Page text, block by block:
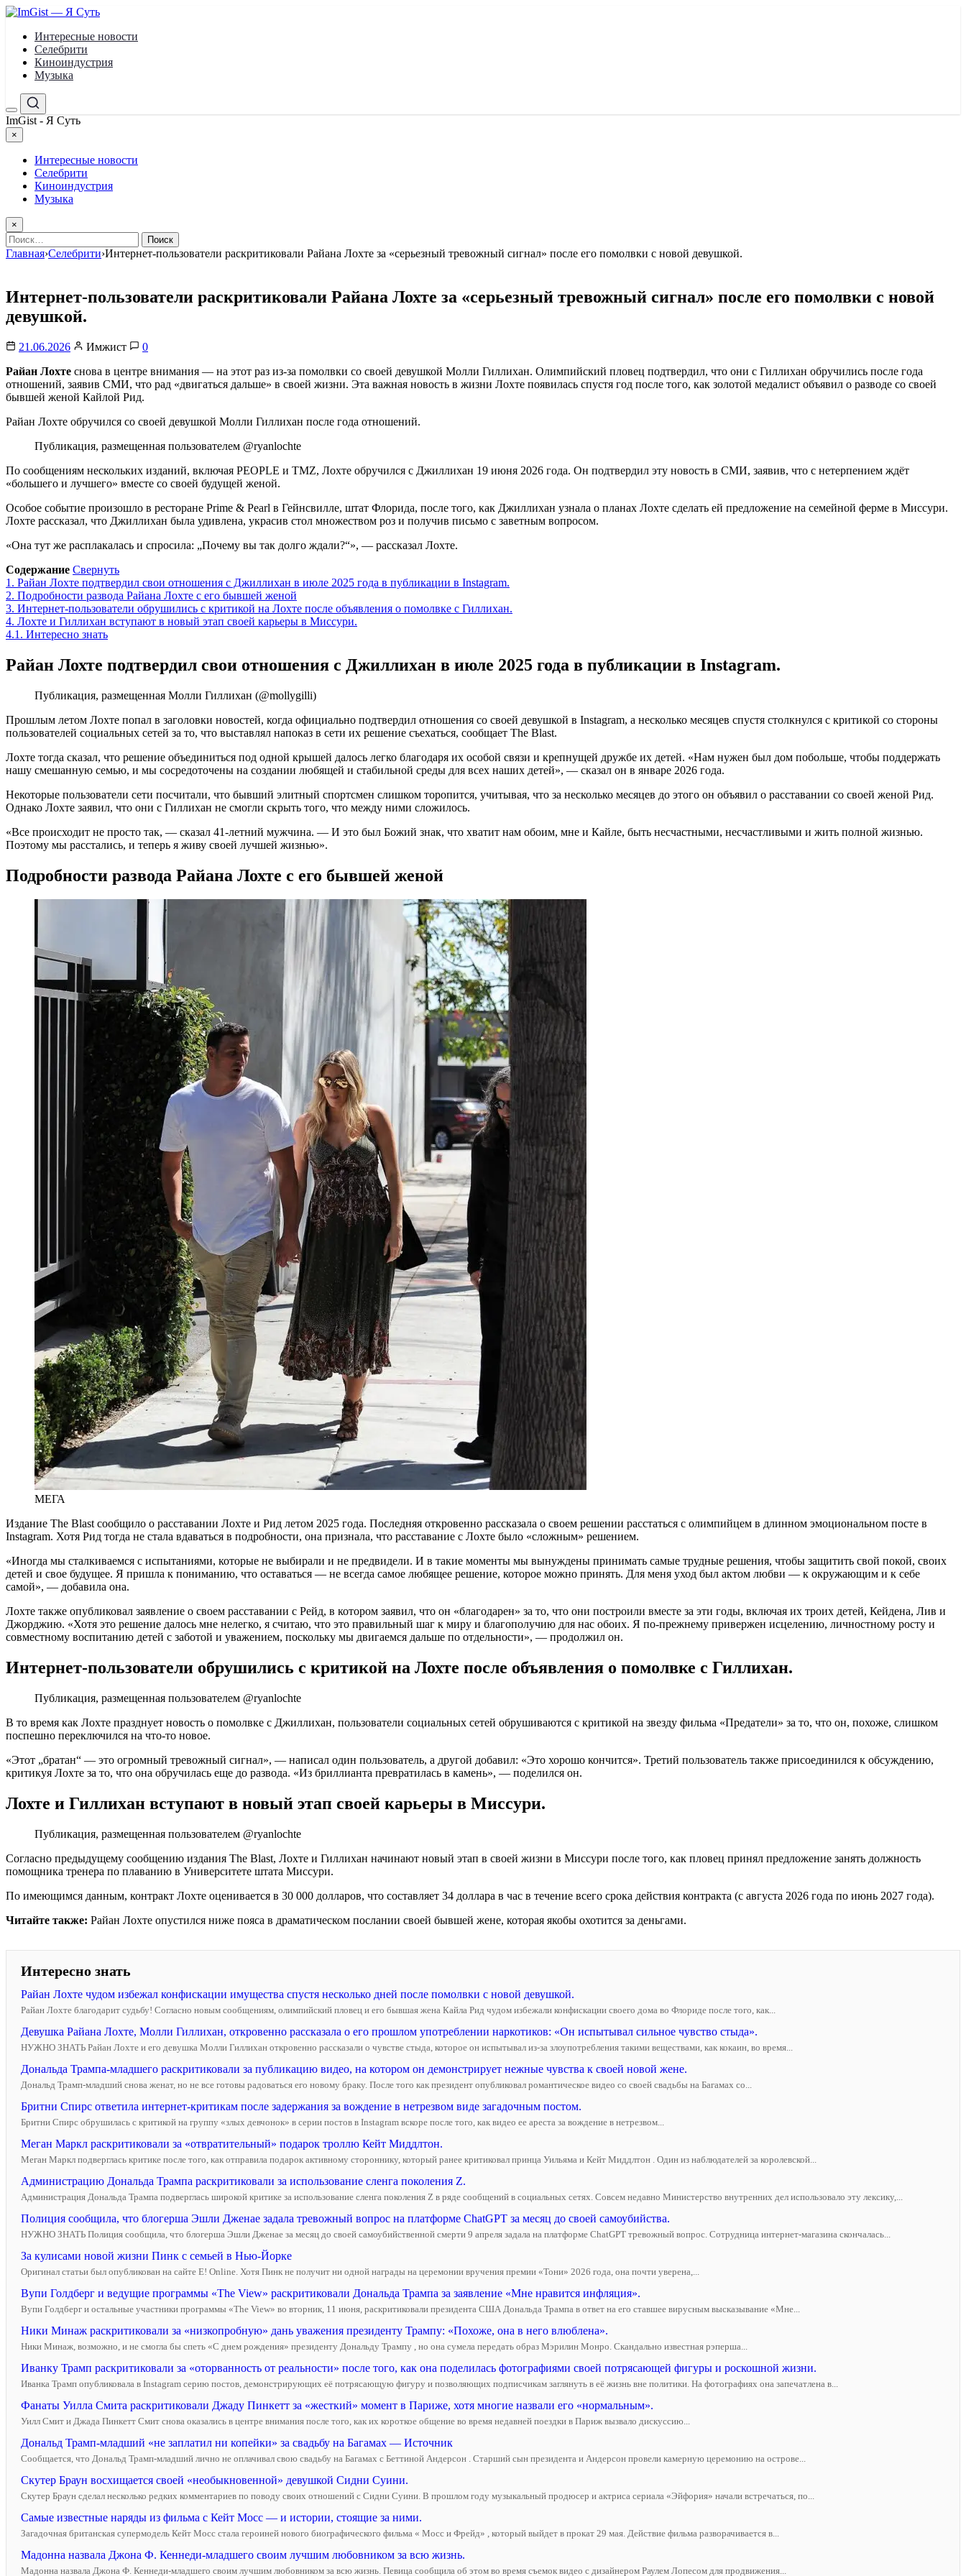
Перейти
содержимому
Интересные новости
Селебрити
Киноиндустрия
Музыка
МенюПоиск
ImGist - Я Суть
×
Закрыть
менюИнтересные новости
Селебрити
Киноиндустрия
Музыка
×
Найти:
Главная›Селебрити›Интернет-пользователи раскритиковали Райана Лохте за «серьезный тревожный сигнал» после его помолвки с новой девушкой.
Интернет-пользователи раскритиковали Райана Лохте за «серьезный тревожный сигнал» после его помолвки с новой
девушкой.
21.06.2026 Имжист
0
Райан Лохте снова в центре внимания — на этот раз из-за помолвки со своей девушкой Молли Гиллихан. Олимпийский пловец подтвердил, что они с Гиллихан обручились после года
отношений, заявив СМИ, что рад «двигаться дальше» в своей жизни. Эта важная новость в жизни Лохте появилась спустя год после того, как золотой медалист объявил о разводе со своей
бывшей женой Кайлой Рид.
Райан Лохте обручился со своей девушкой Молли Гиллихан после года отношений.
Публикация, размещенная пользователем @ryanlochte
По сообщениям нескольких изданий, включая PEOPLE и TMZ, Лохте обручился с Джиллихан 19 июня 2026 года. Он подтвердил эту новость в СМИ, заявив, что с нетерпением ждёт
«большего и лучшего» вместе со своей будущей женой.
Особое событие произошло в ресторане Prime & Pearl в Гейнсвилле, штат Флорида, после того, как Джиллихан узнала о планах Лохте сделать ей предложение на семейной ферме в Миссури.
Лохте рассказал, что Джиллихан была удивлена, украсив стол множеством роз и получив письмо с заветным вопросом.
«Она тут же расплакалась и спросила: „Почему вы так долго ждали?“», — рассказал Лохте.
Содержание Свернуть
1. Райан Лохте подтвердил свои отношения с Джиллихан в июле 2025 года в публикации в Instagram.
2. Подробности развода Райана Лохте с его бывшей женой
3. Интернет-пользователи обрушились с критикой на Лохте после объявления о помолвке с Гиллихан.
4. Лохте и Гиллихан вступают в новый этап своей карьеры в Миссури.
4.1. Интересно знать
Райан Лохте подтвердил свои отношения с Джиллихан в июле 2025 года в публикации в Instagram.
Публикация, размещенная Молли Гиллихан (@mollygilli)
Прошлым летом Лохте попал в заголовки новостей, когда официально подтвердил отношения со своей девушкой в Instagram, а несколько месяцев спустя столкнулся с критикой со стороны
пользователей социальных сетей за то, что выставлял напоказ в сети их решение съехаться, сообщает The Blast.
Лохте тогда сказал, что решение объединиться под одной крышей далось легко благодаря их особой связи и крепнущей дружбе их детей. «Нам нужен был дом побольше, чтобы поддержать
нашу смешанную семью, и мы сосредоточены на создании любящей и стабильной среды для всех наших детей», — сказал он в январе 2026 года.
Некоторые пользователи сети посчитали, что бывший элитный спортсмен слишком торопится, учитывая, что за несколько месяцев до этого он объявил о расставании со своей женой Рид.
Однако Лохте заявил, что они с Гиллихан не смогли скрыть того, что между ними сложилось.
«Все происходит не просто так, — сказал 41-летний мужчина. — И это был Божий знак, что хватит нам обоим, мне и Кайле, быть несчастными, несчастливыми и жить полной жизнью.
Поэтому мы расстались, и теперь я живу своей лучшей жизнью».
Подробности развода Райана Лохте с его бывшей женой
МЕГА
Издание The Blast сообщило о расставании Лохте и Рид летом 2025 года. Последняя откровенно рассказала о своем решении расстаться с олимпийцем в длинном эмоциональном посте в
Instagram. Хотя Рид тогда не стала вдаваться в подробности, она признала, что расставание с Лохте было «сложным» решением.
«Иногда мы сталкиваемся с испытаниями, которые не выбирали и не предвидели. И в такие моменты мы вынуждены принимать самые трудные решения, чтобы защитить свой покой, своих
детей и свое будущее. Я пришла к пониманию, что оставаться — не всегда самое любящее решение, которое можно принять. Для меня уход был актом любви — к окружающим и к себе
самой», — добавила она.
Лохте также опубликовал заявление о своем расставании с Рейд, в котором заявил, что он «благодарен» за то, что они построили вместе за эти годы, включая их троих детей, Кейдена, Лив и
Джорджию. «Хотя это решение далось мне нелегко, я считаю, что это правильный шаг к миру и благополучию для нас обоих. Я по-прежнему привержен исцелению, личностному росту и
совместному воспитанию детей с заботой и уважением, поскольку мы двигаемся дальше по отдельности», — продолжил он.
Интернет-пользователи обрушились с критикой на Лохте после объявления о помолвке с Гиллихан.
Публикация, размещенная пользователем @ryanlochte
В то время как Лохте празднует новость о помолвке с Джиллихан, пользователи социальных сетей обрушиваются с критикой на звезду фильма «Предатели» за то, что он, похоже, слишком
поспешно переключился на что-то новое.
«Этот „братан“ — это огромный тревожный сигнал», — написал один пользователь, а другой добавил: «Это хорошо кончится». Третий пользователь также присоединился к обсуждению,
критикуя Лохте за то, что она обручилась еще до развода. «Из бриллианта превратилась в камень», — поделился он.
Лохте и Гиллихан вступают в новый этап своей карьеры в Миссури.
Публикация, размещенная пользователем @ryanlochte
Согласно предыдущему сообщению издания The Blast, Лохте и Гиллихан начинают новый этап в своей жизни в Миссури после того, как пловец принял предложение занять должность
помощника тренера по плаванию в Университете штата Миссури.
По имеющимся данным, контракт Лохте оценивается в 30 000 долларов, что составляет 34 доллара в час в течение всего срока действия контракта (с августа 2026 года по июнь 2027 года).
Читайте также: Райан Лохте опустился ниже пояса в драматическом послании своей бывшей жене, которая якобы охотится за деньгами.
Интересно знать
Райан Лохте чудом избежал конфискации имущества спустя несколько дней после помолвки с новой девушкой.
Райан Лохте благодарит судьбу! Согласно новым сообщениям, олимпийский пловец и его бывшая жена Кайла Рид чудом избежали конфискации своего дома во Флориде после того, как...
Девушка Райана Лохте, Молли Гиллихан, откровенно рассказала о его прошлом употреблении наркотиков: «Он испытывал сильное чувство стыда».
НУЖНО ЗНАТЬ Райан Лохте и его девушка Молли Гиллихан откровенно рассказали о чувстве стыда, которое он испытывал из-за злоупотребления такими веществами, как кокаин, во время...
Дональда Трампа-младшего раскритиковали за публикацию видео, на котором он демонстрирует нежные чувства к своей новой жене.
Дональд Трамп-младший снова женат, но не все готовы радоваться его новому браку. После того как президент опубликовал романтическое видео со своей свадьбы на Багамах со...
Бритни Спирс ответила интернет-критикам после задержания за вождение в нетрезвом виде загадочным постом.
Бритни Спирс обрушилась с критикой на группу «злых девчонок» в серии постов в Instagram вскоре после того, как видео ее ареста за вождение в нетрезвом...
Меган Маркл раскритиковали за «отвратительный» подарок троллю Кейт Миддлтон.
Меган Маркл подверглась критике после того, как отправила подарок активному стороннику, который ранее критиковал принца Уильяма и Кейт Миддлтон . Один из наблюдателей за королевской...
Администрацию Дональда Трампа раскритиковали за использование сленга поколения Z.
Администрация Дональда Трампа подверглась широкой критике за использование сленга поколения Z в ряде сообщений в социальных сетях. Совсем недавно Министерство внутренних дел использовало эту лексику,...
Полиция сообщила, что блогерша Эшли Дженае задала тревожный вопрос на платформе ChatGPT за месяц до своей самоубийства.
НУЖНО ЗНАТЬ Полиция сообщила, что блогерша Эшли Дженае за месяц до своей самоубийственной смерти 9 апреля задала на платформе ChatGPT тревожный вопрос. Сотрудница интернет-магазина скончалась...
За кулисами новой жизни Пинк с семьей в Нью-Йорке
Оригинал статьи был опубликован на сайте E! Online. Хотя Пинк не получит ни одной награды на церемонии вручения премии «Тони» 2026 года, она почти уверена,...
Вупи Голдберг и ведущие программы «The View» раскритиковали Дональда Трампа за заявление «Мне нравится инфляция».
Вупи Голдберг и остальные участники программы «The View» во вторник, 11 июня, раскритиковали президента США Дональда Трампа в ответ на его ставшее вирусным высказывание «Мне...
Ники Минаж раскритиковали за «низкопробную» дань уважения президенту Трампу: «Похоже, она в него влюблена».
Ники Минаж, возможно, и не смогла бы спеть «С днем рождения» президенту Дональду Трампу , но она сумела передать образ Мэрилин Монро. Скандально известная рэперша...
Иванку Трамп раскритиковали за «оторванность от реальности» после того, как она поделилась фотографиями своей потрясающей фигуры и роскошной жизни.
Иванка Трамп опубликовала в Instagram серию постов, демонстрирующих её потрясающую фигуру и позволяющих подписчикам заглянуть в её жизнь вне политики. На фотографиях она запечатлена в...
Фанаты Уилла Смита раскритиковали Джаду Пинкетт за «жесткий» момент в Париже, хотя многие назвали его «нормальным».
Уилл Смит и Джада Пинкетт Смит снова оказались в центре внимания после того, как их короткое общение во время недавней поездки в Париж вызвало дискуссию...
Дональд Трамп-младший «не заплатил ни копейки» за свадьбу на Багамах — Источник
Сообщается, что Дональд Трамп-младший лично не оплачивал свою свадьбу на Багамах с Беттиной Андерсон . Старший сын президента и Андерсон провели камерную церемонию на острове...
Скутер Браун восхищается своей «необыкновенной» девушкой Сидни Суини.
Скутер Браун сделал несколько редких комментариев по поводу своих отношений с Сидни Суини. В прошлом году музыкальный продюсер и актриса сериала «Эйфория» начали встречаться, по...
Самые известные наряды из фильма с Кейт Мосс — и истории, стоящие за ними.
Загадочная британская супермодель Кейт Мосс стала героиней нового биографического фильма « Мосс и Фрейд» , который выйдет в прокат 29 мая. Действие фильма разворачивается в...
Мадонна назвала Джона Ф. Кеннеди-младшего своим лучшим любовником за всю жизнь.
Мадонна назвала Джона Ф. Кеннеди-младшего своим лучшим любовником за всю жизнь. Певица сообщила об этом во время съемок видео с дизайнером Раулем Лопесом для продвижения...